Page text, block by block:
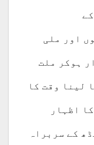
اور ملی
ہوکر ملت
لینا وقت کا
اظہار
کے سربراہ